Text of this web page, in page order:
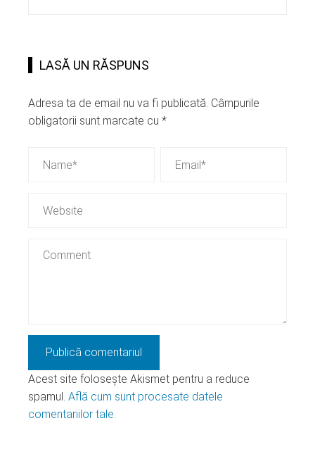
LASĂ UN RĂSPUNS
Adresa ta de email nu va fi publicată. Câmpurile
obligatorii sunt marcate cu *
Acest site folosește Akismet pentru a reduce
spamul. Află cum sunt procesate datele
comentariilor tale.